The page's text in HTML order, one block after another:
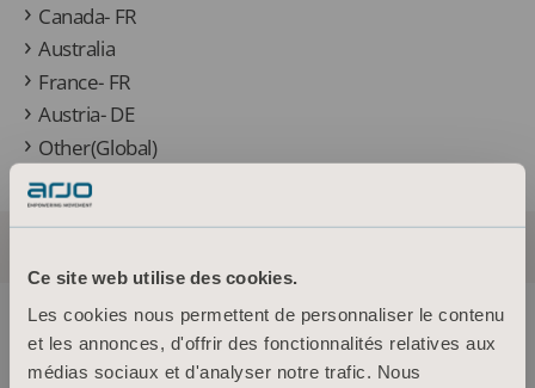
Ce site web utilise des cookies.
Les cookies nous permettent de personnaliser le contenu
et les annonces, d'offrir des fonctionnalités relatives aux
médias sociaux et d'analyser notre trafic. Nous
Canada- FR
Australia
France- FR
Austria- DE
Other(Global)